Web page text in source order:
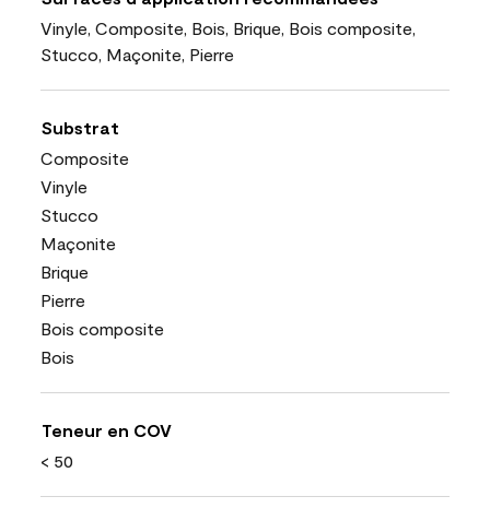
Vinyle, Composite, Bois, Brique, Bois composite,
Stucco, Maçonite, Pierre
Substrat
Composite
Vinyle
Stucco
Maçonite
Brique
Pierre
Bois composite
Bois
Teneur en COV
< 50